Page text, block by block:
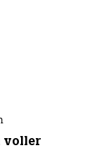
voller